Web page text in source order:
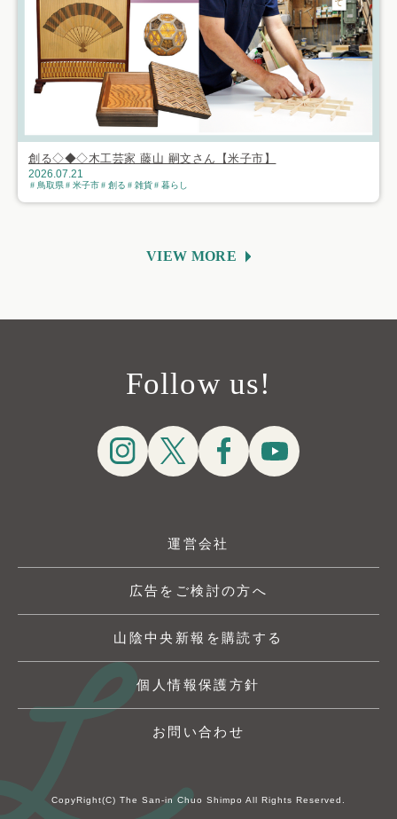
創る◇◆◇木工芸家 藤山 嗣文さん【米子市】
2026.07.21
鳥取県 米子市 創る 雑貨 暮らし
VIEW MORE
Follow us!
運営会社
広告をご検討の方へ
山陰中央新報を購読する
個人情報保護方針
お問い合わせ
CopyRight(C) The San-in Chuo Shimpo All Rights Reserved.